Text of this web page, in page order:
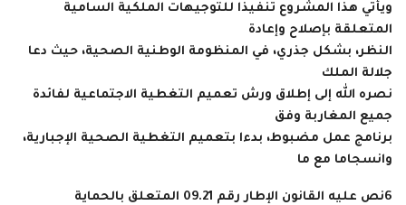
ويأتي هذا المشروع تنفيذا للتوجيهات الملكية السامية
المتعلقة بإصلاح وإعادة
النظر، بشكل جذري، في المنظومة الوطنية الصحية، حيث دعا
جلالة الملك
نصره الله إلى إطلاق ورش تعميم التغطية الاجتماعية لفائدة
جميع المغاربة وفق
برنامج عمل مضبوط، بدءا بتعميم التغطية الصحية الإجبارية،
وانسجاما مع ما
6
نص عليه القانون الإطار رقم 09.21 المتعلق بالحماية